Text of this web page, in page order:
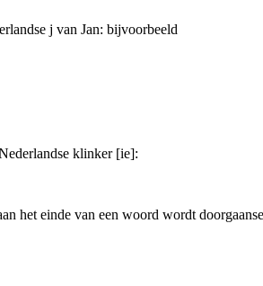
j van Jan: bijvoorbeeld
klinker [ie]:
het einde van een woord wordt